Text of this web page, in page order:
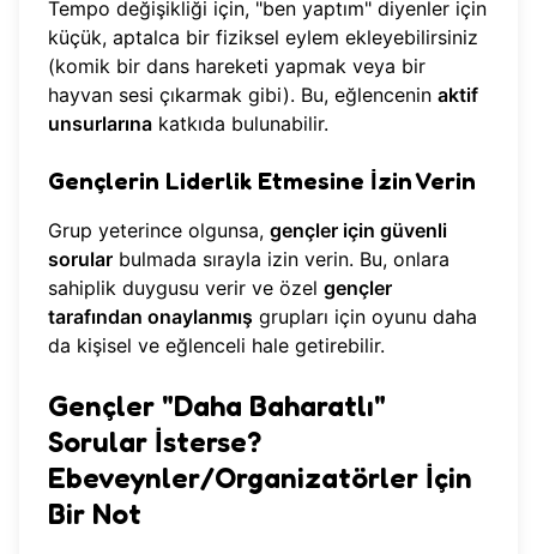
Tempo değişikliği için, "ben yaptım" diyenler için
küçük, aptalca bir fiziksel eylem ekleyebilirsiniz
(komik bir dans hareketi yapmak veya bir
hayvan sesi çıkarmak gibi). Bu, eğlencenin aktif
unsurlarına katkıda bulunabilir.
Gençlerin Liderlik Etmesine İzin Verin
Grup yeterince olgunsa, gençler için güvenli
sorular bulmada sırayla izin verin. Bu, onlara
sahiplik duygusu verir ve özel gençler
tarafından onaylanmış grupları için oyunu daha
da kişisel ve eğlenceli hale getirebilir.
Gençler "Daha Baharatlı"
Sorular İsterse?
Ebeveynler/Organizatörler İçin
Bir Not